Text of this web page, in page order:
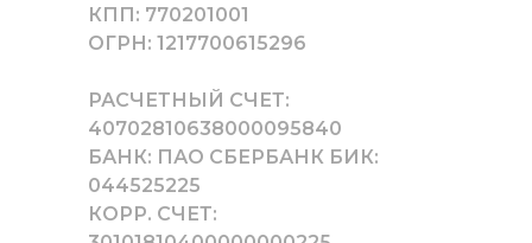
КПП: 770201001
ОГРН: 1217700615296
РАСЧЕТНЫЙ СЧЕТ:
40702810638000095840
БАНК: ПАО СБЕРБАНК БИК:
044525225
КОРР. СЧЕТ: